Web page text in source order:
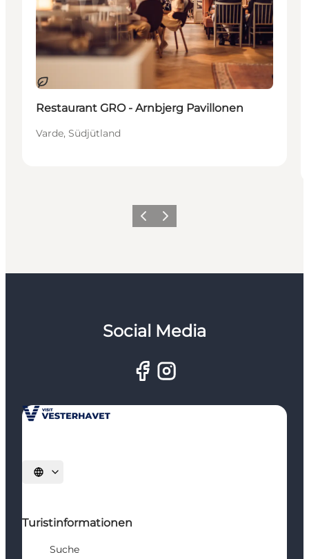
Nachhaltig
Restaurant GRO - Arnbjerg Pavillonen
Varde, Südjütland
ZurückWeiter
Social Media
Sprache auswählen
Turistinformationen
Suche